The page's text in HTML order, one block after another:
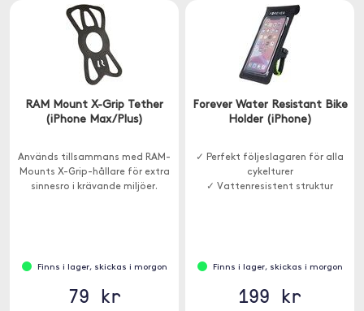
RAM Mount X-Grip Tether
(iPhone Max/Plus)
Används tillsammans med RAM-
Mounts X-Grip-hållare för extra
sinnesro i krävande miljöer.
Finns i lager, skickas i morgon
79 kr
Forever Water Resistant Bike
Holder (iPhone)
✓ Perfekt följeslagaren för alla
cykelturer
✓ Vattenresistent struktur
Finns i lager, skickas i morgon
199 kr